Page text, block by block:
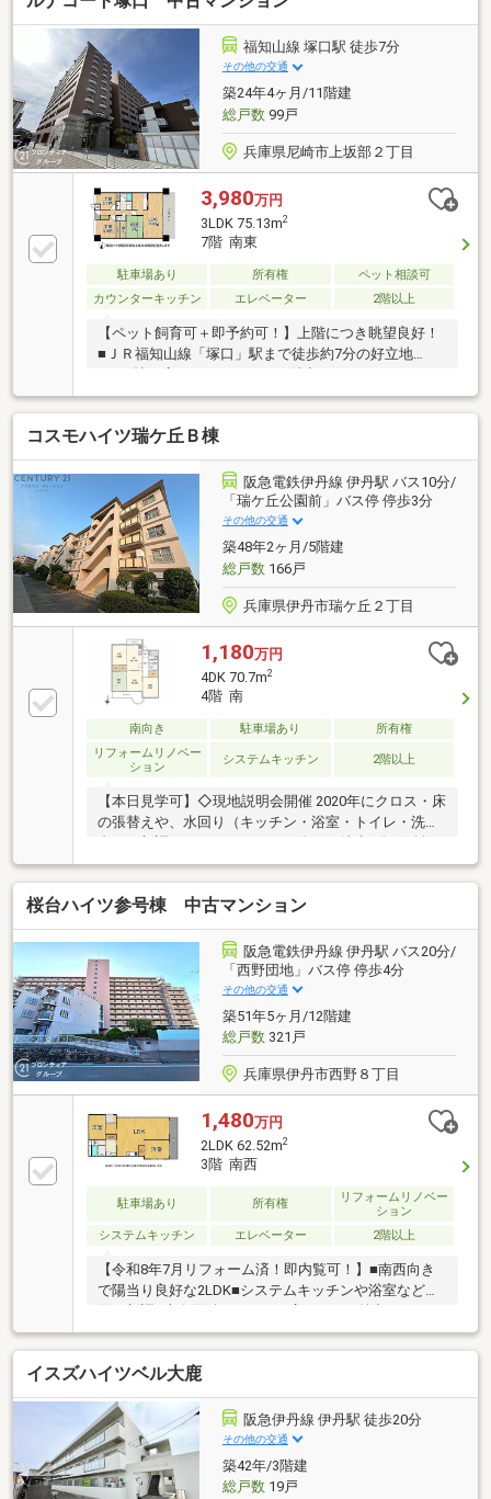
福知山線 塚口駅 徒歩7分
その他の交通
築24年4ヶ月/11階建
総戸数99戸
兵庫県尼崎市上坂部２丁目
3,980万円
3LDK 75.13m2
7階 南東
駐車場あり 所有権
ペット相談可
カウンターキッチン
エレベーター 2階以上
【ペット飼育可＋即予約可！】上階につき眺望良好！
■ＪＲ福知山線「塚口」駅まで徒歩約7分の好立地
■17.6帖の広々としたＬＤＫが魅力
コスモハイツ瑞ケ丘Ｂ棟
阪急電鉄伊丹線 伊丹駅 バス10分/
「瑞ケ丘公園前」バス停 停歩3分
その他の交通
築48年2ヶ月/5階建
総戸数166戸
兵庫県伊丹市瑞ケ丘２丁目
1,180万円
4DK 70.7m2
4階 南
南向き 駐車場あり
所有権
リフォームリノベー
ション
システムキッチン 2階以上
【本日見学可】◇現地説明会開催 2020年にクロス・床
の張替えや、水回り（キッチン・浴室・トイレ・洗面
台）が新調されています。バス停から徒歩3分：阪急
伊丹線「伊丹」駅までバスでスムーズにアクセス可
能。
桜台ハイツ参号棟 中古マンション
阪急電鉄伊丹線 伊丹駅 バス20分/
「西野団地」バス停 停歩4分
その他の交通
築51年5ヶ月/12階建
総戸数321戸
兵庫県伊丹市西野８丁目
1,480万円
2LDK 62.52m2
3階 南西
駐車場あり 所有権
リフォームリノベー
ション
システムキッチン
エレベーター 2階以上
【令和8年7月リフォーム済！即内覧可！】■南西向き
で陽当り良好な2LDK■システムキッチンや浴室など水
回り新調■専有面積62.52m2の広々LDKが魅力
イスズハイツベル大鹿
阪急伊丹線 伊丹駅 徒歩20分
その他の交通
築42年/3階建
総戸数19戸